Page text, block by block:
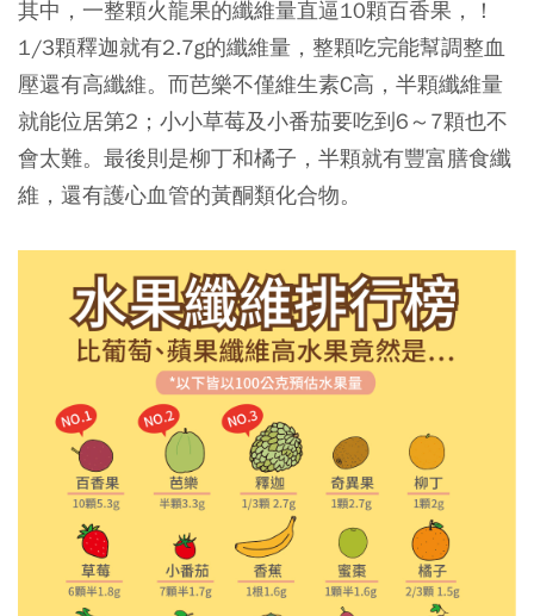
其中，一整顆火龍果的纖維量直逼10顆百香果，！
1/3顆釋迦就有2.7g的纖維量，整顆吃完能幫調整血
壓還有高纖維。而芭樂不僅維生素C高，半顆纖維量
就能位居第2；小小草莓及小番茄要吃到6～7顆也不
會太難。最後則是柳丁和橘子，半顆就有豐富膳食纖
維，還有護心血管的黃酮類化合物。